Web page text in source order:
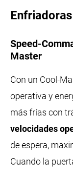
Enfriadoras
Speed-
Master
Con un Cool-
operativa y
más frías con
velocidades
de espera,
Cuando la